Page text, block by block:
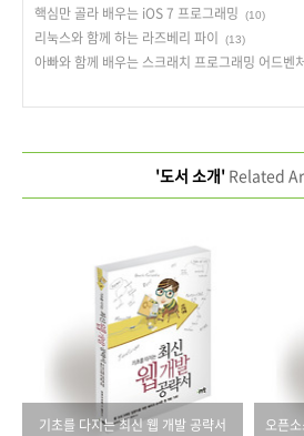
핵심만 골라 배우는 iOS 7 프로그래밍 (10)
리눅스와 함께 하는 라즈베리 파이 (13)
아빠와 함께 배우는 스크래치 프로그래밍 어드벤
'도서 소개'Related
기초를 다지는 최신 웹 개발 공략서